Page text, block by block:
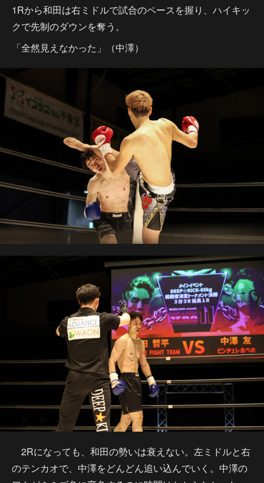
1Rから和田は右ミドルで試合のペースを握り、ハイキッ
クで先制のダウンを奪う。
「全然見えなかった」（中澤）
2Rになっても、和田の勢いは衰えない。左ミドルと右
のテンカオで、中澤をどんどん追い込んでいく。中澤の